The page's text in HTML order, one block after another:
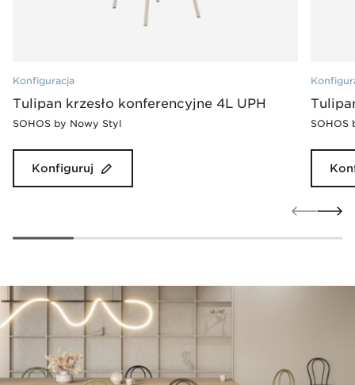
Konfiguracja
Tulipan krzesło konferencyjne 4L UPH
SOHOS by Nowy Styl
Konfiguruj
SOHOS